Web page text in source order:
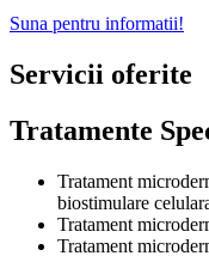
Suna pentru informatii!
Servicii oferite
Tratamente
Tratament
biostimulare
Tratament
Tratament